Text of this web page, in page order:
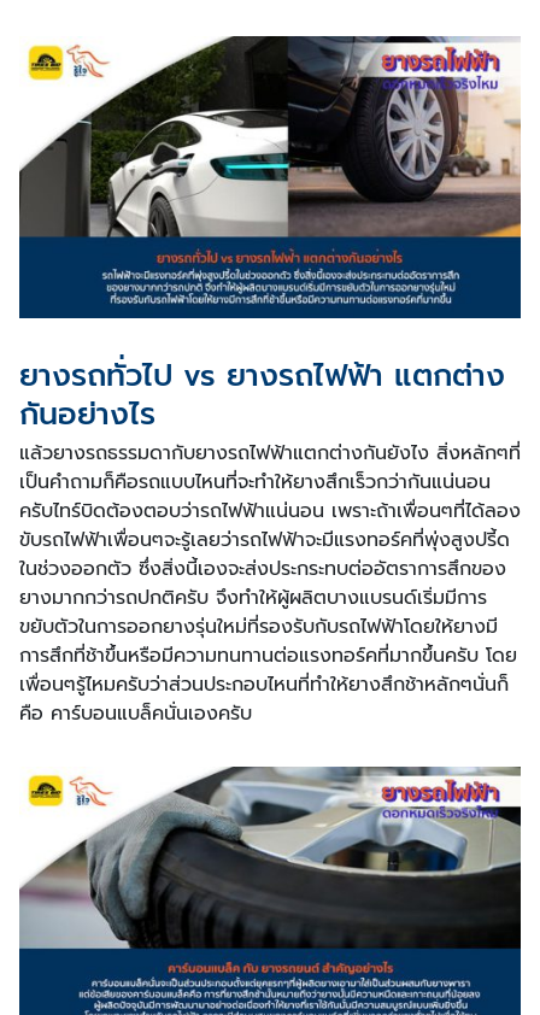
ยางรถทั่วไป vs ยางรถไฟฟ้า แตกต่าง
กันอย่างไร
แล้วยางรถธรรมดากับยางรถไฟฟ้าแตกต่างกันยังไง สิ่งหลักๆที่
เป็นคำถามก็คือรถแบบไหนที่จะทำให้ยางสึกเร็วกว่ากันแน่นอน
ครับไทร์บิดต้องตอบว่ารถไฟฟ้าแน่นอน เพราะถ้าเพื่อนๆที่ได้ลอง
ขับรถไฟฟ้าเพื่อนๆจะรู้เลยว่ารถไฟฟ้าจะมีแรงทอร์คที่พุ่งสูงปรี้ด
ในช่วงออกตัว ซึ่งสิ่งนี้เองจะส่งประกระทบต่ออัตราการสึกของ
ยางมากกว่ารถปกติครับ จึงทำให้ผู้ผลิตบางแบรนด์เริ่มมีการ
ขยับตัวในการออกยางรุ่นใหม่ที่รองรับกับรถไฟฟ้าโดยให้ยางมี
การสึกที่ช้าขึ้นหรือมีความทนทานต่อแรงทอร์คที่มากขึ้นครับ โดย
เพื่อนๆรู้ไหมครับว่าส่วนประกอบไหนที่ทำให้ยางสึกช้าหลักๆนั่นก็
คือ คาร์บอนแบล็คนั่นเองครับ